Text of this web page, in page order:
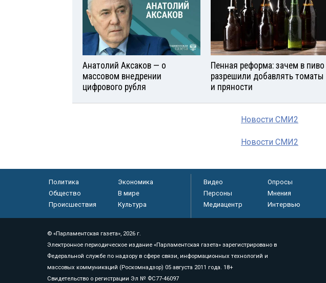
Анатолий Аксаков — о
массовом внедрении
цифрового рубля
Пенная реформа: зачем в пиво
разрешили добавлять томаты
и пряности
Новости СМИ2
Новости СМИ2
Политика
Экономика
Общество
В мире
Происшествия
Культура
Видео Опросы
Персоны
Мнения
Медиацентр
Интервью
© «Парламентская газета», 2026 г.
Электронное периодическое издание «Парламентская газета» зарегистрировано в
Федеральной службе по надзору в сфере связи, информационных технологий и
массовых коммуникаций (Роскомнадзор) 05 августа 2011 года. 18+
Свидетельство о регистрации Эл № ФС77-46097